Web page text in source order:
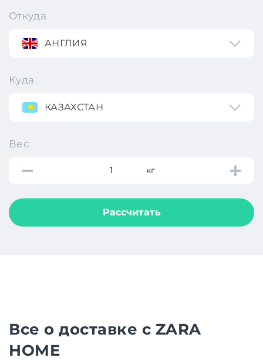
Откуда
АНГЛИЯ
Куда
КАЗАХСТАН
Вес
кг
Рассчитать
Все о доставке с ZARA
HOME